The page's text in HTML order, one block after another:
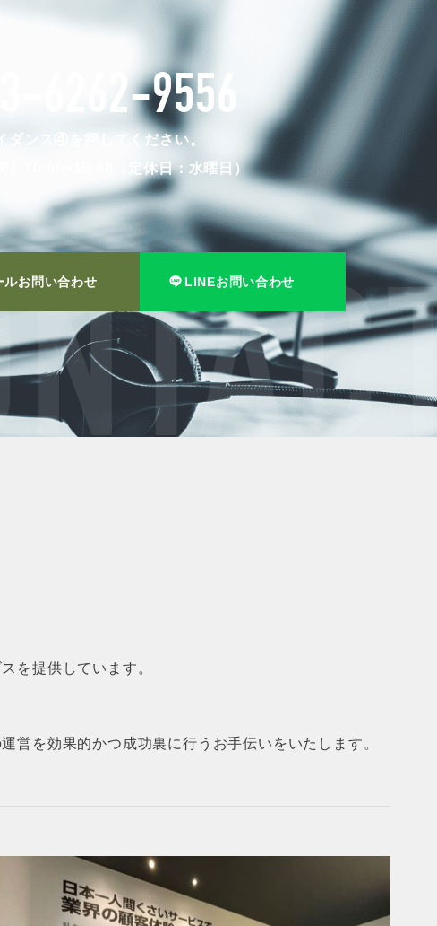
LINEお問い合わせ
03-6262-9556
ダンス④を押してください。
】10:00~19:00（定休日：水曜日）
ルお問い合わせ LINEお問い合わせ
を提供しています。
営を効果的かつ成功裏に行うお手伝いをいたします。